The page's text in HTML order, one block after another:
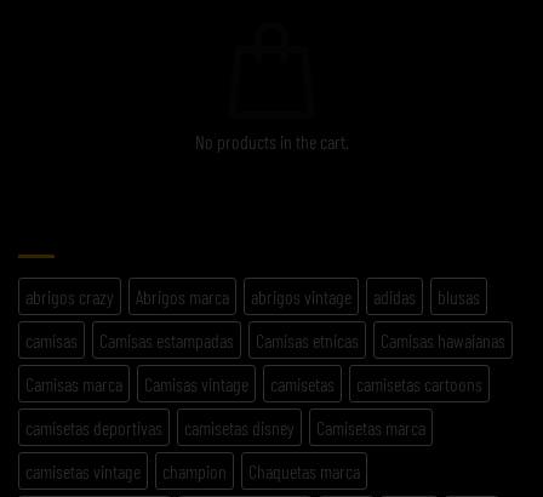
No products in the cart.
abrigos crazy Abrigos marca abrigos vintage adidas
blusas
camisas
Camisas estampadas Camisas etnicas
Camisas hawaianas
Camisas marca
Camisas vintage camisetas
camisetas cartoons
camisetas deportivas
camisetas disney
Camisetas marca
camisetas vintage
champion
Chaquetas marca